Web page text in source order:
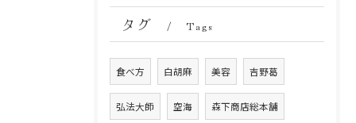
タグ Tags
食べ方 白胡麻 美容 吉野葛
弘法大師 空海 森下商店総本舗